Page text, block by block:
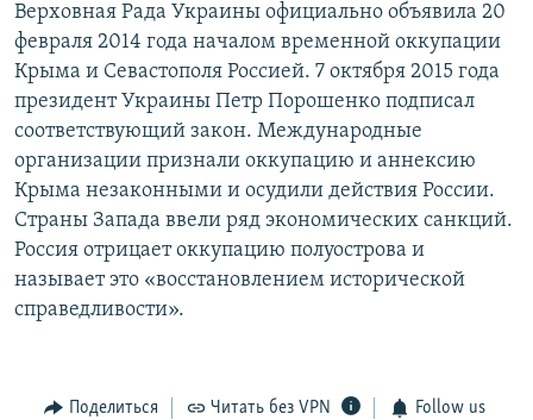
Верховная Рада Украины официально объявила 20
февраля 2014 года началом временной оккупации
Крыма и Севастополя Россией. 7 октября 2015 года
президент Украины Петр Порошенко подписал
соответствующий закон. Международные
организации признали оккупацию и аннексию
Крыма незаконными и осудили действия России.
Страны Запада ввели ряд экономических санкций.
Россия отрицает оккупацию полуострова и
называет это «восстановлением исторической
справедливости».
Поделиться Читать без VPN Follow us